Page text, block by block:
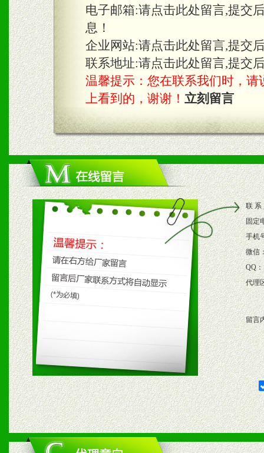
2、不定期在各大知名网站
知名度和影响力。
3、根据地方实际情况提供
具。
四、市场操作及支持
1、根据区域市场协助制定
2、根据具体情况公司给予
3、根据市场需要，派驻区
保产品顺利销售。
4、根据市场情况公司给予
购支持。
五、退换货制度
1、给予前期市场操作一定
2、对于临期，滞销品给予
六、服务优势
电子邮箱:请点击此处留言,提交
息！
企业网站:请点击此处留言,提交
联系地址:请点击此处留言,提交
温馨提示：您在联系我们时，请
上看到的，谢谢！ 立刻留言
联 系
固定
手机
微信
QQ：
代理
留言